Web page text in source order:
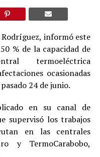
informó este
% de la capacidad de
termoeléctrica
ocasionadas
24 de junio.
en su canal de
supervisó los trabajos
en las centrales
y TermoCarabobo,